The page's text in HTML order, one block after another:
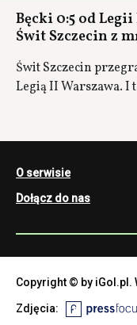
Bęcki 0:5 od
Świt Szczecin z
Świt Szczecin
Legią II Warszawa. I
O serwisie
Dołącz do nas
Copyright © by iGol.pl.
Zdjęcia: